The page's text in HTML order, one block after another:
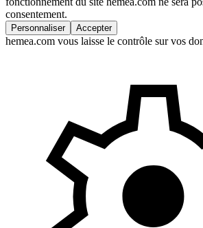
consentement.
Personnaliser Accepter
hemea.com vous laisse le contrôle sur vos